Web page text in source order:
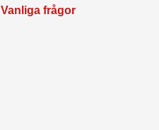
Vanliga frågor